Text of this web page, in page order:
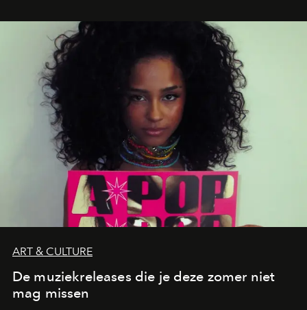
neerstrijkt in Saint-Tropez. Dit zijn de nieuwe adressen
die deze zomer de toon zetten, van lange lunches tot
zwoele nachten.
ART & CULTURE
De muziekreleases die je deze zomer niet
mag missen